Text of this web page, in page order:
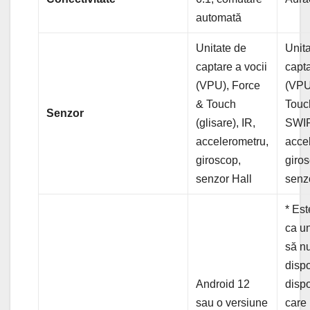
automată
Senzor
Unitate de
captare a vocii
(VPU), Force
& Touch
(glisare), IR,
accelerometru,
giroscop,
senzor Hall
Android 12
sau o versiune
*
ca
să
care